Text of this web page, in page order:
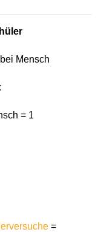
Mensch
= 1
=